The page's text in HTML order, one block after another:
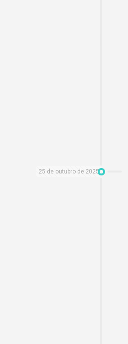
25 de outubro de 2025